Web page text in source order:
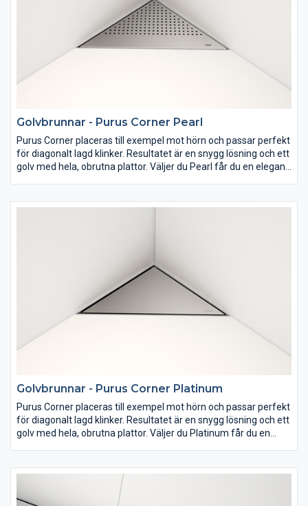
Golvbrunnar - Purus Corner Pearl
Purus Corner placeras till exempel mot hörn och passar perfekt
för diagonalt lagd klinker. Resultatet är en snygg lösning och ett
golv med hela, obrutna plattor. Väljer du Pearl får du en elegant
Golvbrunnar - Purus Corner Platinum
Purus Corner placeras till exempel mot hörn och passar perfekt
för diagonalt lagd klinker. Resultatet är en snygg lösning och ett
golv med hela, obrutna plattor. Väljer du Platinum får du en